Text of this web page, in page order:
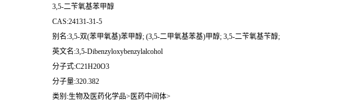
3,5-二苄氧基苯甲醇
CAS:24131-31-5
别名:3,5-双(苯甲氧基)苯甲醇; (3,5-二甲氧基苯基)甲醇; 3,5-二苄氧基苄醇;
英文名:3,5-Dibenzyloxybenzylalcohol
分子式:C21H20O3
分子量:320.382
类别:生物及医药化学品>医药中间体>